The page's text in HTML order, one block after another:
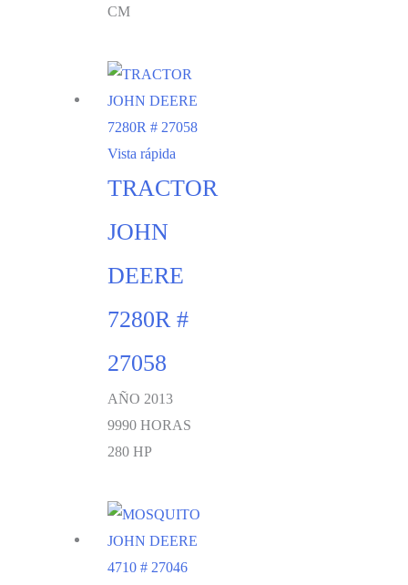
CM
Vista rápida
TRACTOR
JOHN
DEERE
7280R #
27058
AÑO 2013
9990 HORAS
280 HP